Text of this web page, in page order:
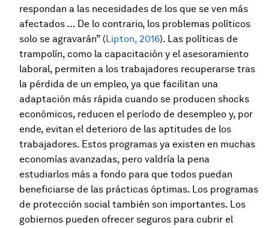
respondan a las necesidades de los que se ven más
afectados … De lo contrario, los problemas políticos
solo se agravarán” (Lipton, 2016). Las políticas de
trampolín, como la capacitación y el asesoramiento
laboral, permiten a los trabajadores recuperarse tras
la pérdida de un empleo, ya que facilitan una
adaptación más rápida cuando se producen shocks
económicos, reducen el período de desempleo y, por
ende, evitan el deterioro de las aptitudes de los
trabajadores. Estos programas ya existen en muchas
economías avanzadas, pero valdría la pena
estudiarlos más a fondo para que todos puedan
beneficiarse de las prácticas óptimas. Los programas
de protección social también son importantes. Los
gobiernos pueden ofrecer seguros para cubrir el